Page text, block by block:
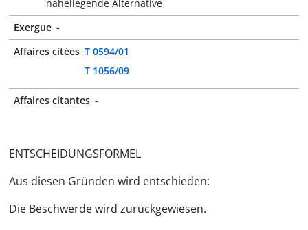
naheliegende Alternative
Exergue -
Affaires citées T 0594/01
T 1056/09
Affaires citantes -
ENTSCHEIDUNGSFORMEL
Aus diesen Gründen wird entschieden:
Die Beschwerde wird zurückgewiesen.